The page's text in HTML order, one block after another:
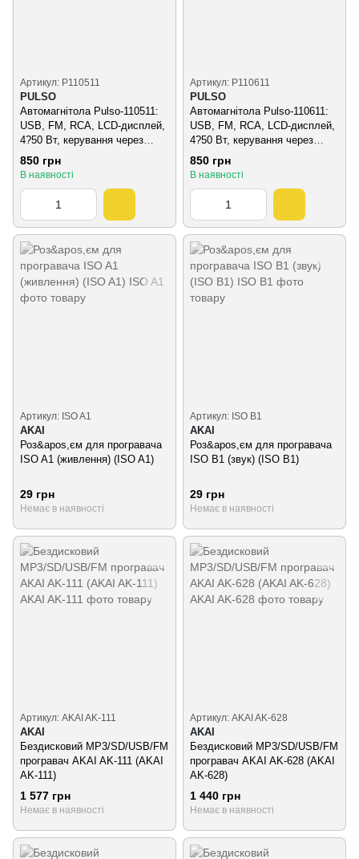
Артикул: P110511
PULSO
Автомагнітола Pulso-110511:
USB, FM, RCA, LCD-дисплей,
4?50 Вт, керування через
Bluetooth
850 грн
В наявності
Артикул: P110611
PULSO
Автомагнітола Pulso-110611:
USB, FM, RCA, LCD-дисплей,
4?50 Вт, керування через
Bluetooth
850 грн
В наявності
Артикул: ISO A1
AKAI
Роз&apos,єм для програвача
ISO A1 (живлення) (ISO A1)
29 грн
Немає в наявності
Артикул: ISO B1
AKAI
Роз&apos,єм для програвача
ISO B1 (звук) (ISO B1)
29 грн
Немає в наявності
Артикул: AKAI AK-111
AKAI
Бездисковий MP3/SD/USB/FM
програвач AKAI AK-111 (AKAI
AK-111)
1 577 грн
Немає в наявності
Артикул: AKAI AK-628
AKAI
Бездисковий MP3/SD/USB/FM
програвач AKAI AK-628 (AKAI
AK-628)
1 440 грн
Немає в наявності